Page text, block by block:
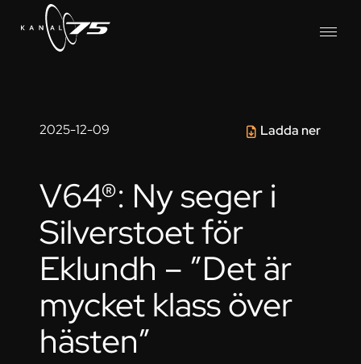
2025-12-09 Ladda ner
V64®: Ny seger i
Silverstoet för
Eklundh – ”Det är
mycket klass över
hästen”